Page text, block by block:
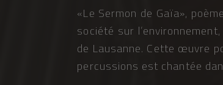
«Le Sermon de Gaïa»,
société sur
de Lausanne. Cette œuvre
percussions est chantée